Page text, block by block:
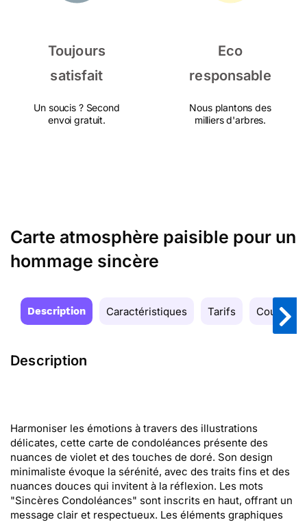
Toujours
satisfait
Un soucis ? Second
envoi gratuit.
Eco
responsable
Nous plantons des
milliers d'arbres.
Carte atmosphère paisible pour un
hommage sincère
Description Caractéristiques Tarifs Couleurs
Description
Harmoniser les émotions à travers des illustrations
délicates, cette carte de condoléances présente des
nuances de violet et des touches de doré. Son design
minimaliste évoque la sérénité, avec des traits fins et des
nuances douces qui invitent à la réflexion. Les mots
"Sincères Condoléances" sont inscrits en haut, offrant un
message clair et respectueux. Les éléments graphiques